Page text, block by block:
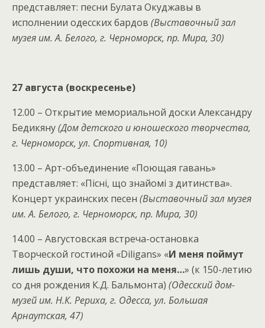
представляет: песни Булата Окуджавы в
исполнении одесских бардов (Выставочный зал
музея им. А. Белого, г. Черноморск, пр. Мира, 30)
27 августа (воскресенье)
12.00 – Открытие мемориальной доски Александру
Бедикяну(Дом детского и юношеского творчества,
г. Черноморск, ул. Спортивная, 10)
13.00 – Арт-объединение «Поющая гавань»
представляет: «Пiснi, що знайомi з дитинства».
Концерт украинских песен (Выставочный зал музея
им. А. Белого, г. Черноморск, пр. Мира, 30)
14.00 – Августовская встреча-остановка
Творческой гостиной «Diligans» «И меня поймут
лишь души, что похожи на меня…» (к 150-летию
со дня рождения К.Д. Бальмонта) (Одесский дом-
музей им. Н.К. Рериха, г. Одесса, ул. Большая
Арнаутская, 47)